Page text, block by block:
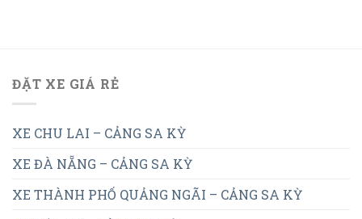
ĐẶT XE GIÁ RẺ
XE CHU LAI – CẢNG SA KỲ
XE ĐÀ NẴNG – CẢNG SA KỲ
XE THÀNH PHỐ QUẢNG NGÃI – CẢNG SA KỲ